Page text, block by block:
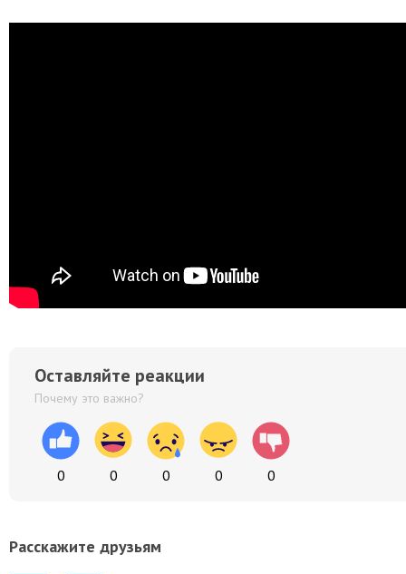
Оставляйте реакции
Почему это важно?
0 0 0 0 0
Расскажите друзьям